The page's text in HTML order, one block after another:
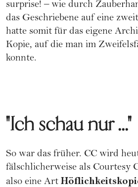
surprise! – wie durch
das Geschriebene auf eine
hatte somit für das eigene
Kopie, auf die man im
konnte.
"Ich schau nur ..."
So war das früher. CC wird
fälschlicherweise als Courtesy
also eine Art